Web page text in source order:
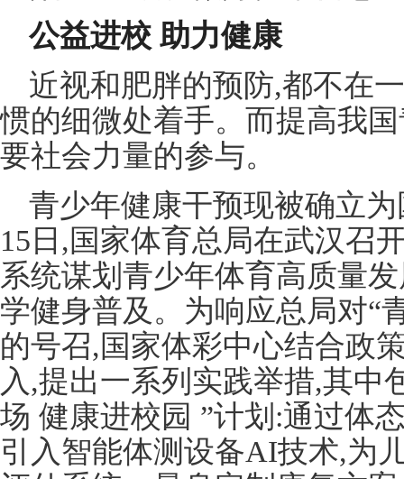
公益进校 助力健康
近视和肥胖的预防,都不在
惯的细微处着手。而提高我
要社会力量的参与。
青少年健康干预现被确立
15日,国家体育总局在武汉召
系统谋划青少年体育高质量
学健身普及。为响应总局对“
的号召,国家体彩中心结合政
入,提出一系列实践举措,其中
场 健康进校园 ”计划:通过体
引入智能体测设备AI技术,为